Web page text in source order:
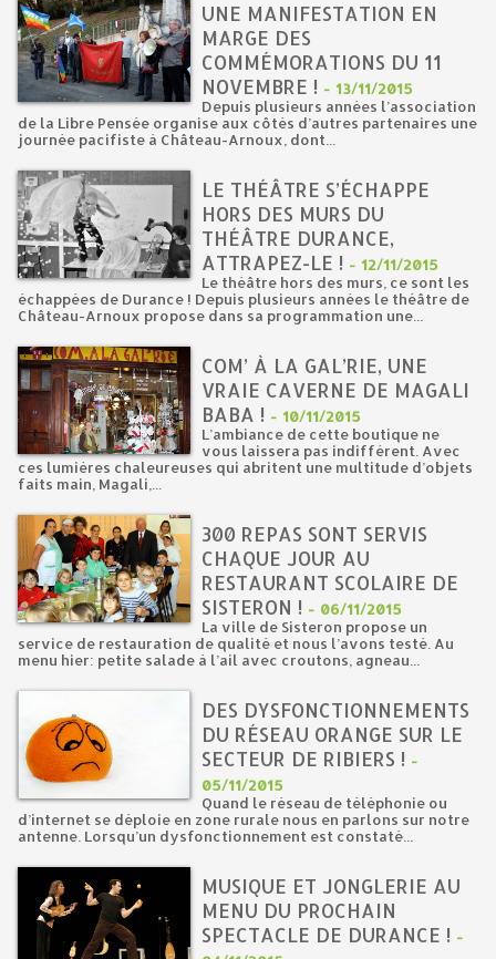
UNE MANIFESTATION EN
MARGE DES
COMMÉMORATIONS DU 11
NOVEMBRE ! - 13/11/2015
Depuis plusieurs années l’association
de la Libre Pensée organise aux côtés d’autres partenaires une
journée pacifiste à Château-Arnoux, dont...
LE THÉÂTRE S’ÉCHAPPE
HORS DES MURS DU
THÉÂTRE DURANCE,
ATTRAPEZ-LE ! - 12/11/2015
Le théâtre hors des murs, ce sont les
échappées de Durance ! Depuis plusieurs années le théâtre de
Château-Arnoux propose dans sa programmation une...
COM’ À LA GAL’RIE, UNE
VRAIE CAVERNE DE MAGALI
BABA ! - 10/11/2015
L’ambiance de cette boutique ne
vous laissera pas indifférent. Avec
ces lumières chaleureuses qui abritent une multitude d’objets
faits main, Magali,...
300 REPAS SONT SERVIS
CHAQUE JOUR AU
RESTAURANT SCOLAIRE DE
SISTERON ! - 06/11/2015
La ville de Sisteron propose un
service de restauration de qualité et nous l’avons testé. Au
menu hier: petite salade à l’ail avec croutons, agneau...
DES DYSFONCTIONNEMENTS
DU RÉSEAU ORANGE SUR LE
SECTEUR DE RIBIERS ! -
05/11/2015
Quand le réseau de téléphonie ou
d’internet se déploie en zone rurale nous en parlons sur notre
antenne. Lorsqu’un dysfonctionnement est constaté...
MUSIQUE ET JONGLERIE AU
MENU DU PROCHAIN
SPECTACLE DE DURANCE ! -